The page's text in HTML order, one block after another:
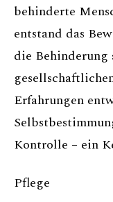
behinderte
entstand das
die Behinderung
Erfahrungen
Kontrolle – ein
Pflege